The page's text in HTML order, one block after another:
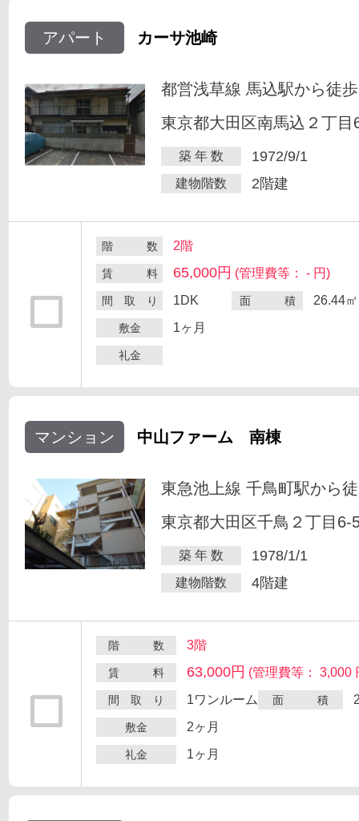
アパート カーサ池崎
都営浅草線 馬込駅から徒
東京都大田区南馬込２丁目
築 年 数 1972/9/1
建物階数 2階建
階 数 2階
賃 料 65,000円 (管理費等： - 円)
間 取 り 1DK 面 積 26.44㎡
敷金 1ヶ月
礼金
マンション 中山ファーム 南棟
東急池上線 千鳥町駅から
東京都大田区千鳥２丁目6-
築 年 数 1978/1/1
建物階数 4階建
階 数 3階
賃 料 63,000円 (管理費等： 3,000
間 取 り 1ワンルーム 面 積
敷金 2ヶ月
礼金 1ヶ月